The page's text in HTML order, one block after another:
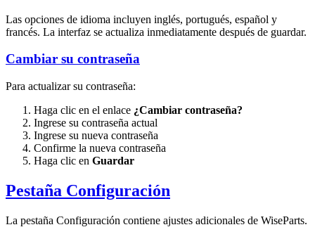
Las opciones de idioma incluyen inglés, portugués, español y
francés. La interfaz se actualiza inmediatamente después de guardar.
Cambiar su contraseña
Para actualizar su contraseña:
Haga clic en el enlace ¿Cambiar contraseña?
Ingrese su contraseña actual
Ingrese su nueva contraseña
Confirme la nueva contraseña
Haga clic en Guardar
Pestaña Configuración
La pestaña Configuración contiene ajustes adicionales de WiseParts.